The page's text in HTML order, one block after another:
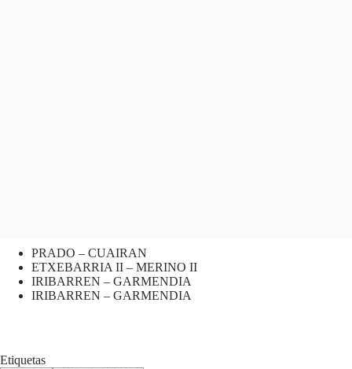
PRADO – CUAIRAN
ETXEBARRIA II – MERINO II
IRIBARREN – GARMENDIA
IRIBARREN – GARMENDIA
Etiquetas